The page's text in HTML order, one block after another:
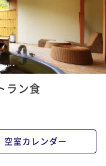
21222324
ラン食
空室カレンダー